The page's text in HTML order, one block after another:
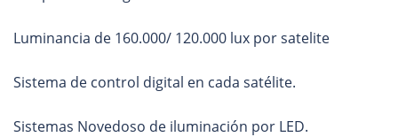
Luminancia de 160.000/ 120.000 lux por satelite
Sistema de control digital en cada satélite.
Sistemas Novedoso de iluminación por LED.